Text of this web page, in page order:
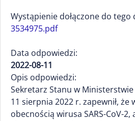
Wystąpienie dołączone do
3534975.pdf
Data odpowiedzi:
2022-08-11
Opis odpowiedzi:
Sekretarz Stanu w
11 sierpnia 2022 r. zapewnił, że
obecnością wirusa SARS-CoV-